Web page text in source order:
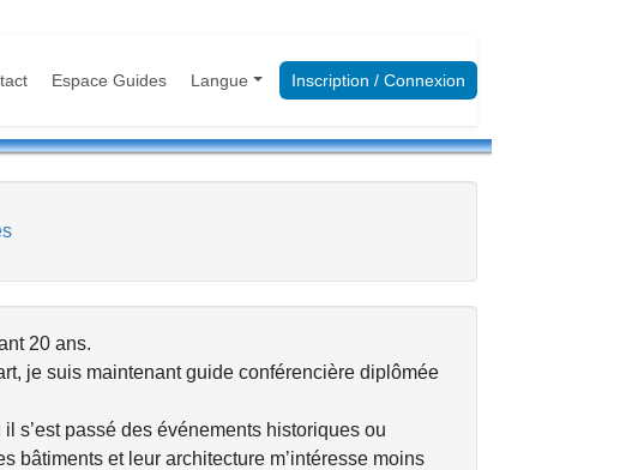
Espace Guides Langue Inscription / Connexion
20 ans.
je suis maintenant guide conférencière diplômée
s’est passé des événements historiques ou
bâtiments et leur architecture m’intéresse moins